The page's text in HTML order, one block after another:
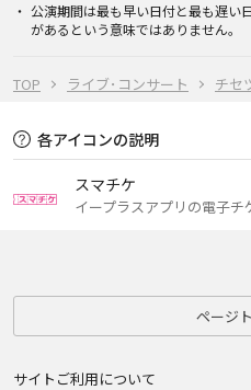
TOP ライブ･コンサート チセ
公演期間は最も早い日付と最も遅い
があるという意味ではありません。
各アイコンの説明
スマチケ
イープラスアプリの電子チ
ページ
サイトご利用について